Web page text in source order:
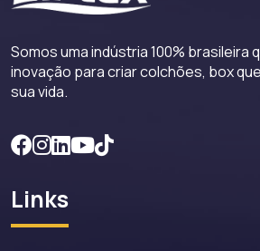
Somos uma indústria 100% brasileira
inovação para criar colchões, box
sua vida.
Links